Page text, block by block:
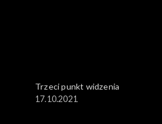
Trzeci punkt widzenia
17.10.2021